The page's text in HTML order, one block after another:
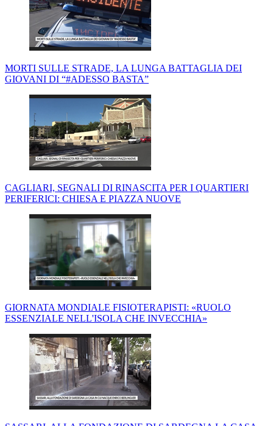
MORTI SULLE STRADE, LA LUNGA BATTAGLIA DEI
GIOVANI DI “#ADESSO BASTA”
CAGLIARI, SEGNALI DI RINASCITA PER I QUARTIERI
PERIFERICI: CHIESA E PIAZZA NUOVE
GIORNATA MONDIALE FISIOTERAPISTI: «RUOLO
ESSENZIALE NELL'ISOLA CHE INVECCHIA»